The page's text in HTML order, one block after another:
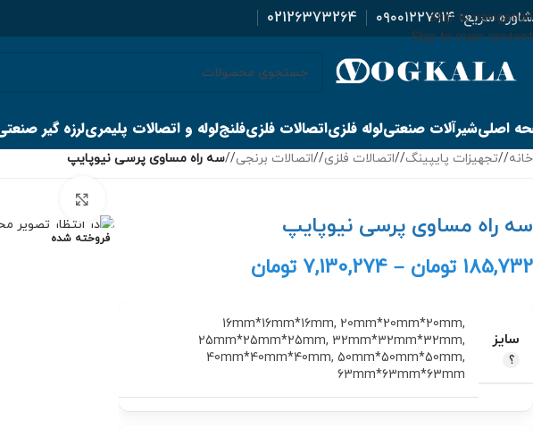
Skip to navigation
Skip to main content
سریع:۰۹۰۰۱۲۲۷۹۱۴ 02126373264
اصلیشیرآلات صنعتیلوله فلزیاتصالات فلزیفلنجلوله و اتصالات پلیمریلرزه گیر
خانه/ تجهیزات پایپینگ/ اتصالات فلزی/ اتصالات برنجی/ سه راه مساوی پرسی نیوپایپ
فروخته شده سه راه مساوی پرسی نیوپایپ
185,732 تومان –
7,130,274 تومان
سایز
16mm*16mm*16mm, 20mm*20mm*20mm,
25mm*25mm*25mm, 32mm*32mm*32mm,
40mm*40mm*40mm, 50mm*50mm*50mm,
63mm*63mm*63mm